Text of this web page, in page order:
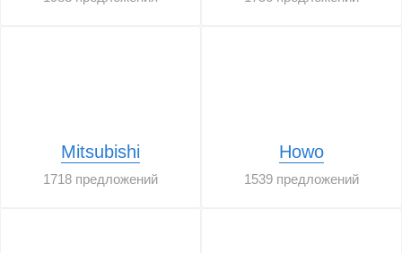
Mitsubishi
1718 предложений
Howo
1539 предложений